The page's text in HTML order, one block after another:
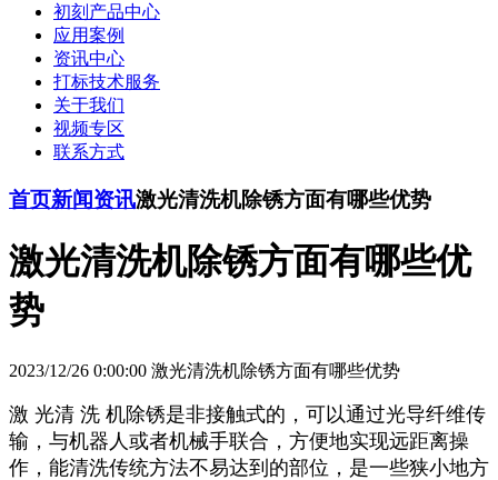
初刻产品中心
应用案例
资讯中心
打标技术服务
关于我们
视频专区
联系方式
首页新闻资讯激光清洗机除锈方面有哪些优势
激光清洗机除锈方面有哪些优
势
2023/12/26 0:00:00 激光清洗机除锈方面有哪些优势
激 光清 洗 机除锈是非接触式的，可以通过光导纤维传
输，与机器人或者机械手联合，方便地实现远距离操
作，能清洗传统方法不易达到的部位，是一些狭小地方